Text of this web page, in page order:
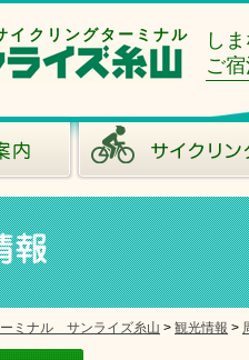
イクリングターミナル
し
ご
ミナル サンライズ糸山 > 観光情報 >